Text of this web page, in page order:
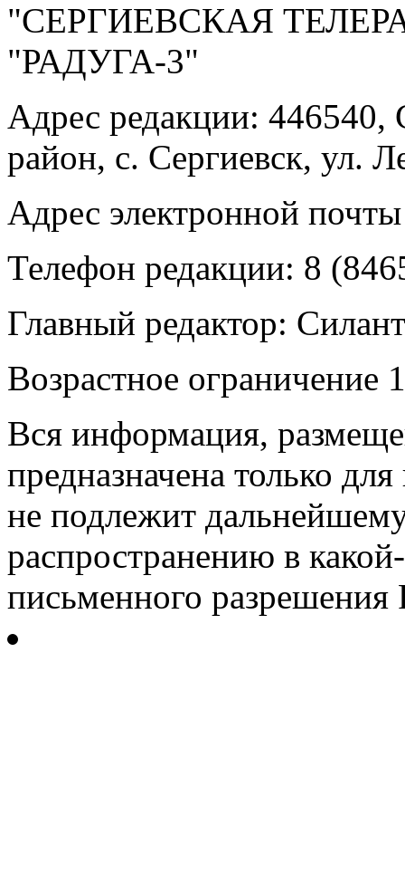
"СЕРГИЕВСКАЯ
"РАДУГА-3"
Адрес редакции: 446540,
район, с. Сергиевск, ул.
Адрес электронной
Телефон редакции: 8
Главный редактор:
Возрастное ограничение
Вся информация,
предназначена только
не подлежит
распространению в
письменного разрешения